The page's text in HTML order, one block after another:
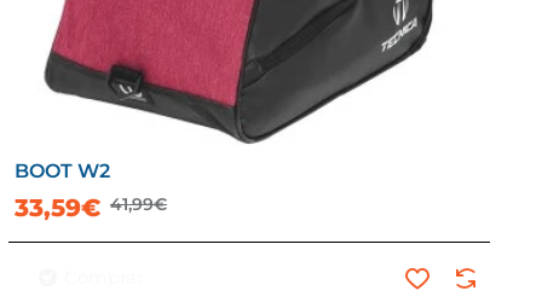
-20%
BOOT W2
33,59€ 41,99€